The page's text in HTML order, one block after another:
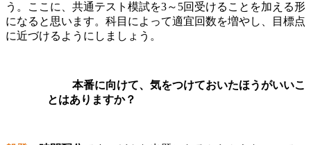
う。ここに、共通テスト模試を3～5回受けることを加える形
になると思います。科目によって適宜回数を増やし、目標点
に近づけるようにしましょう。
本番に向けて、気をつけておいたほうがいいこ
とはありますか？